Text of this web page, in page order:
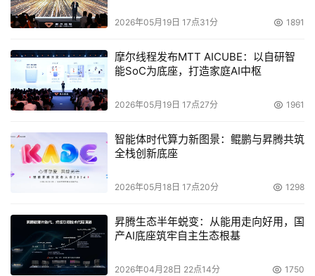
储空间容量和性能的要求第一次脱离了实际物理磁盘的限
制。
1994年，用于存储系统的光纤通道技术诞生。它在空前
的提升了存储设备通道性能的同时，也使存储系统连接方式
更为丰富。随后不久，在九十年代中后期，光纤通道技术催
储系统正式的脱离主机和运算系统，标志着存储技术作为一
个独立技术领域的形成。
储技术的独立性。协会成立之初就开始着手制订一系列的技
术及协议标准，清晰的界定了存储行业应该涉及的领域以及
与相关行业的交互界面。
2026年05月19日 17点31分 1891
摩尔线程发布MTT AICUBE：以自研智
能SoC为底座，打造家庭AI中枢
2026年05月19日 17点27分 1961
智能体时代算力新图景：鲲鹏与昇腾共筑
全栈创新底座
2026年05月18日 17点20分 1298
昇腾生态半年蜕变：从能用走向好用，国
产AI底座筑牢自主生态根基
2026年04月28日 22点14分 1750